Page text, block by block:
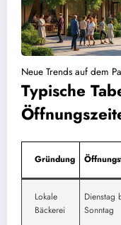
Neue Trends auf dem
Typische
Gründung
Lokale
Bäckerei
Dienstag
Sonntag